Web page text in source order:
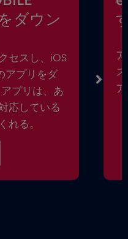
ダウン
セスし、iOS
アプリをダ
プリは、あ
応している
れる。